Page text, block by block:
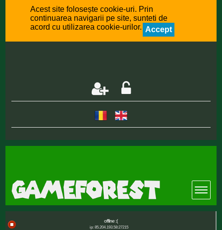
Acest site folosește cookie-uri. Prin
continuarea navigarii pe site, sunteti de
acord cu utilizarea cookie-urilor. Accept
offline :(
ip: 85.204.193.58:27215